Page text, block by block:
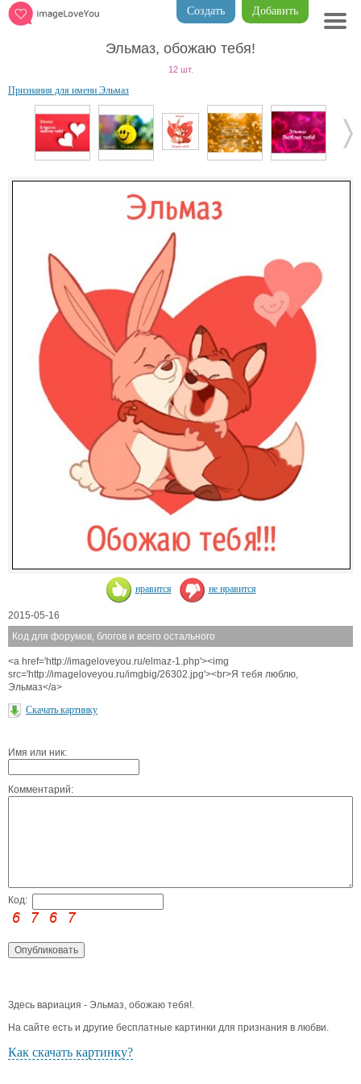
Добавить
Создать
Эльмаз, обожаю тебя!
12 шт.
Признания для имени Эльмаз
нравится не нравится
2015-05-16
Код для форумов, блогов и всего остального
<a href='http://imageloveyou.ru/elmaz-1.php'><img
src='http://imageloveyou.ru/imgbig/26302.jpg'><br>Я тебя люблю,
Эльмаз</a>
Скачать картинку
Имя или ник:
Комментарий:
Код:
Здесь вариация - Эльмаз, обожаю тебя!.
На сайте есть и другие бесплатные картинки для признания в любви.
Как скачать картинку?